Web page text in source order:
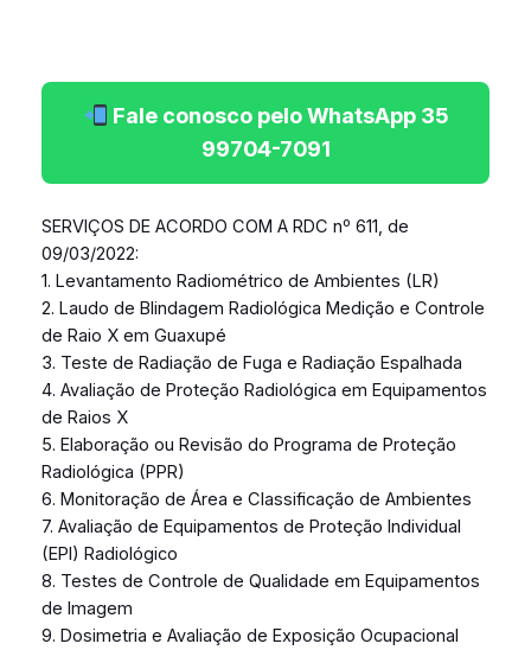
Fale conosco pelo WhatsApp 35
99704-7091
SERVIÇOS DE ACORDO COM A RDC nº 611, de
09/03/2022:
1. Levantamento Radiométrico de Ambientes (LR)
2. Laudo de Blindagem Radiológica Medição e Controle
de Raio X em Guaxupé
3. Teste de Radiação de Fuga e Radiação Espalhada
4. Avaliação de Proteção Radiológica em Equipamentos
de Raios X
5. Elaboração ou Revisão do Programa de Proteção
Radiológica (PPR)
6. Monitoração de Área e Classificação de Ambientes
7. Avaliação de Equipamentos de Proteção Individual
(EPI) Radiológico
8. Testes de Controle de Qualidade em Equipamentos
de Imagem
9. Dosimetria e Avaliação de Exposição Ocupacional